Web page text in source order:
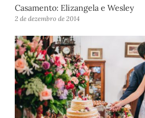
Casamento: Elizangela e Wesley
2 de dezembro de 2014